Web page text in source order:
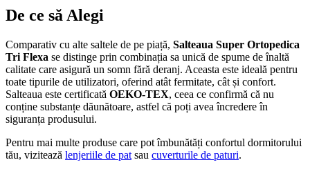
De ce să Alegi
Comparativ cu alte saltele de pe piață, Salteaua Super Ortopedica
Tri Flexa se distinge prin combinația sa unică de spume de înaltă
calitate care asigură un somn fără deranj. Aceasta este ideală pentru
toate tipurile de utilizatori, oferind atât fermitate, cât și confort.
Salteaua este certificată OEKO-TEX, ceea ce confirmă că nu
conține substanțe dăunătoare, astfel că poți avea încredere în
siguranța produsului.
Pentru mai multe produse care pot îmbunătăți confortul dormitorului
tău, vizitează lenjeriile de pat sau cuverturile de paturi.